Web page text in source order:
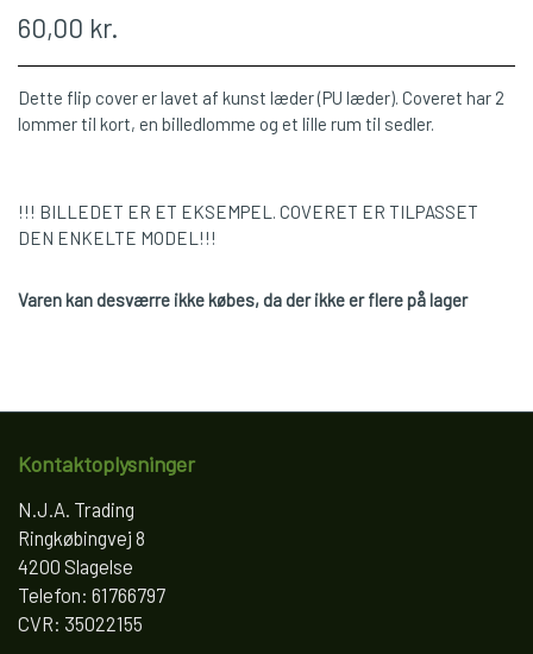
60,00 kr.
Dette flip cover er lavet af kunst læder (PU læder). Coveret har 2
lommer til kort, en billedlomme og et lille rum til sedler.
!!! BILLEDET ER ET EKSEMPEL. COVERET ER TILPASSET
DEN ENKELTE MODEL!!!
Varen kan desværre ikke købes, da der ikke er flere på lager
Kontaktoplysninger
N.J.A. Trading
Ringkøbingvej 8
4200 Slagelse
Telefon: 61766797
CVR: 35022155